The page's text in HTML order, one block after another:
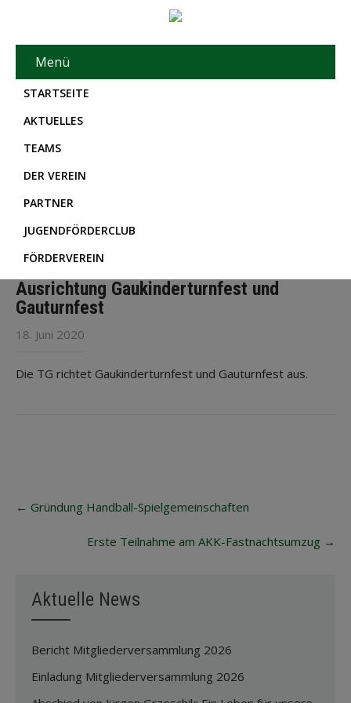
Menü
STARTSEITE
AKTUELLES
TEAMS
DER VEREIN
PARTNER
JUGENDFÖRDERCLUB
FÖRDERVEREIN
Ausrichtung Gaukinderturnfest und
Gauturnfest
18. Juni 2020
Die TG richtet Gaukinderturnfest und Gauturnfest aus.
navigation
← Gründung Handball-Spielgemeinschaften
Erste Teilnahme am AKK-Fastnachtsumzug →
Aktuelle News
Bericht Mitgliederversammlung 2026
Einladung Mitgliederversammlung 2026